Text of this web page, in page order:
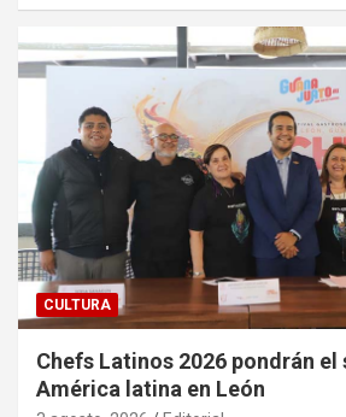
CULTURA
Chefs Latinos 2026 pondrán el
América latina en León